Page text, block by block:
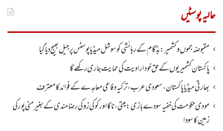
حالیہ پوسٹیں
مقبوضہ جموں وکشمیر:بڈگام کے رہائشی کو سوشل میڈیا پوسٹس پر جیل بھیج دیا گیا
پاکستان کشمیریوں کے حق خودارادیت کی حمایت جاری رکھے گا
بھارتی میڈیا پاکستان، سعودی عرب، ترکیہ دفاعی معاہدے کے فوائد کا معترف
مودی حکومت کی خفیہ سودے بازی: میتی، ناگا اور کوکی زو کی رضامندی کے بغیر منی پور کی
زمین کا سودا